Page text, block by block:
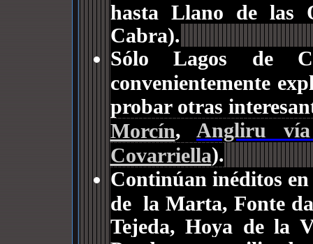
hasta Llano de las
Cabra).
Sólo Lagos de
convenientemente
probar otras
Morcín, Angliru
Covarriella).
Continúan inéditos
de la Marta, Fonte
Tejeda, Hoya de la